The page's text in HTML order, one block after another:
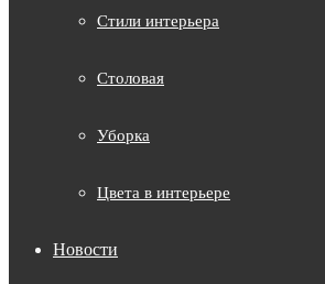
Стили интерьера
Столовая
Уборка
Цвета в интерьере
Новости